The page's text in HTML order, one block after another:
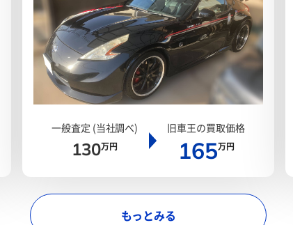
一般査定 (当社調べ)
130万円
旧車王の買取価格
165万円
もっとみる